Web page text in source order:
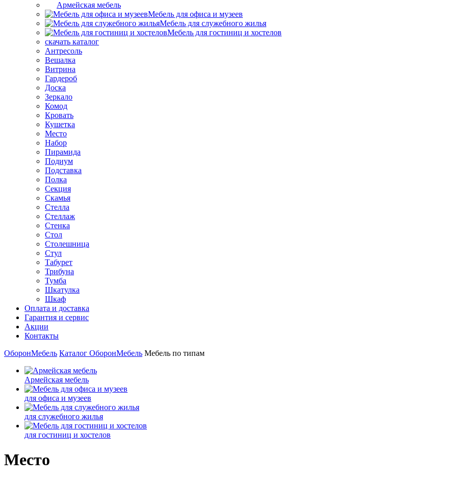
Армейская мебель
Мебель для офиса и музеев
Мебель для служебного жилья
Мебель для гостиниц и хостелов
скачать каталог
Антресоль
Вешалка
Витрина
Гардероб
Доска
Зеркало
Комод
Кровать
Кушетка
Место
Набор
Пирамида
Подиум
Подставка
Полка
Секция
Скамья
Стелла
Стеллаж
Стенка
Стол
Столешница
Стул
Табурет
Трибуна
Тумба
Шкатулка
Шкаф
Оплата и доставка
Гарантия и сервис
Акции
Контакты
ОборонМебель Каталог ОборонМебель Мебель по типам
Армейская мебель
для офиса и музеев
для служебного жилья
для гостиниц и хостелов
Место